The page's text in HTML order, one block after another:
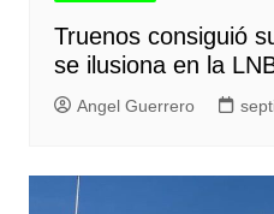
Truenos consiguió
se ilusiona en la
Angel Guerrero